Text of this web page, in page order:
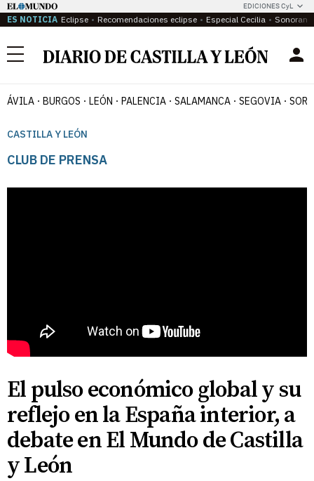
EDICIONES CyL
ES NOTICIA Eclipse Recomendaciones eclipse Especial Cecilia
Menú
ÁVILA BURGOS LEÓN PALENCIA SALAMANCA SEGOVIA
CASTILLA Y LEÓN
CLUB DE PRENSA
El pulso económico global y su
reflejo en la España interior, a
debate en El Mundo de Castilla
y León